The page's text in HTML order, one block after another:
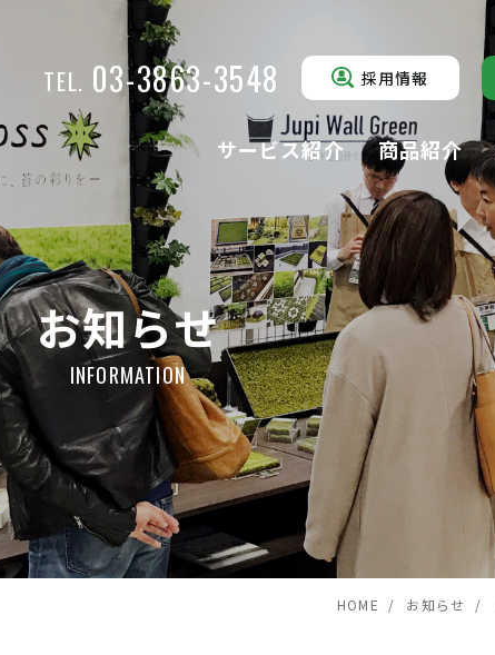
TEL. 03-3863-3548 採用情報
サービス紹介
壁面緑化
化 人工芝
砂利歩行路
商品紹介
ジュピウォール
グリーン
(壁面緑化)
ー
緑化)
クローバーターフ
(人工芝)
ル
ローンマーカー
(舗装路用マーカー)
お知らせ
INFORMATION
HOME / お知らせ /